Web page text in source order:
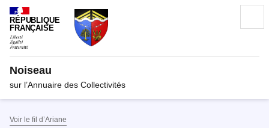
RÉPUBLIQUE
FRANÇAISE
Noiseau
sur l’Annuaire des Collectivités
Voir le fil d’Ariane